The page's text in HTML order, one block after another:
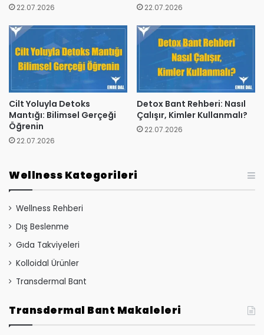
22.07.2026 22.07.2026
Cilt Yoluyla Detoks
Mantığı: Bilimsel Gerçeği
Öğrenin
22.07.2026
Detox Bant Rehberi: Nasıl
Çalışır, Kimler Kullanmalı?
22.07.2026
Wellness Kategorileri
Wellness Rehberi
Dış Beslenme
Gıda Takviyeleri
Kolloidal Ürünler
Transdermal Bant
Transdermal Bant Makaleleri